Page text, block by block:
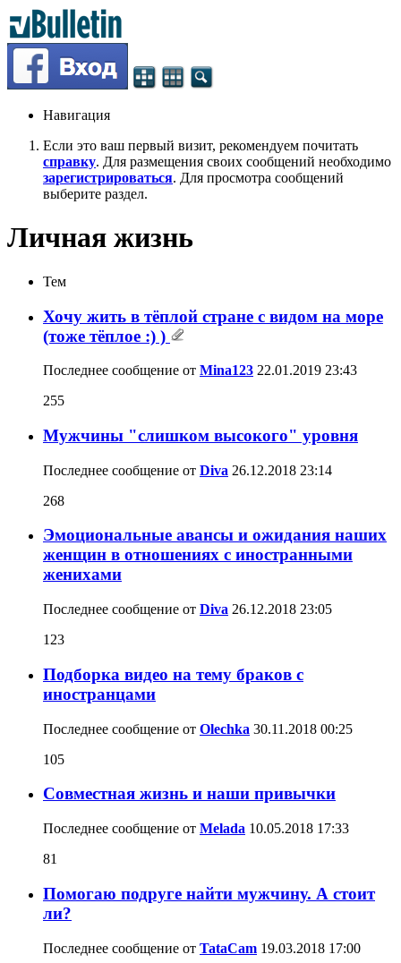
Навигация
Если это ваш первый визит, рекомендуем почитать
справку. Для размещения своих сообщений необходимо
зарегистрироваться. Для просмотра сообщений
выберите раздел.
Личная жизнь
Тем
Хочу жить в тёплой стране с видом на море
(тоже тёплое :) )
Последнее сообщение от Mina123 22.01.2019 23:43
255
Мужчины "слишком высокого" уровня
Последнее сообщение от Diva 26.12.2018 23:14
268
Эмоциональные авансы и ожидания наших
женщин в отношениях с иностранными
женихами
Последнее сообщение от Diva 26.12.2018 23:05
123
Подборка видео на тему браков с
иностранцами
Последнее сообщение от Olechka 30.11.2018 00:25
105
Совместная жизнь и наши привычки
Последнее сообщение от Melada 10.05.2018 17:33
81
Помогаю подруге найти мужчину. А стоит
ли?
Последнее сообщение от TataCam 19.03.2018 17:00